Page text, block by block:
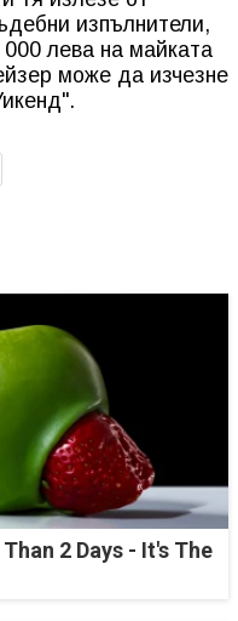
изпълнители,
лева на майката
може да изчезне
2 Days - It's The